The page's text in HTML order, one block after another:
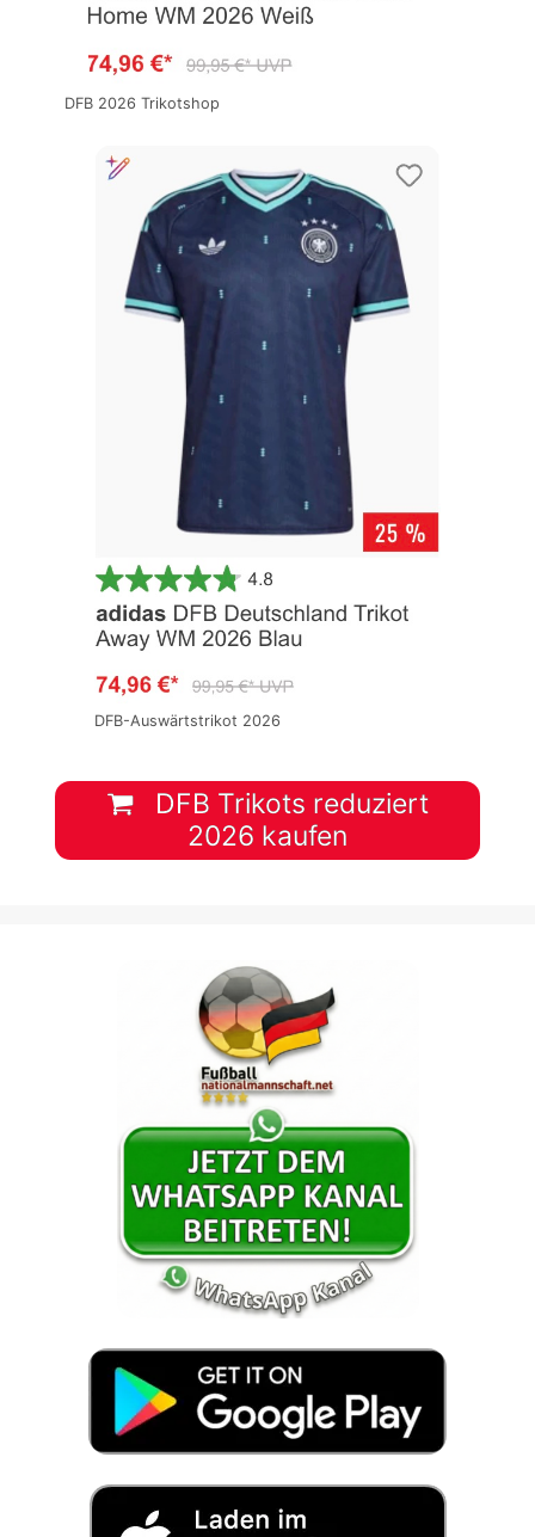
DFB 2026 Trikotshop
DFB-Auswärtstrikot 2026
DFB Trikots reduziert
2026 kaufen